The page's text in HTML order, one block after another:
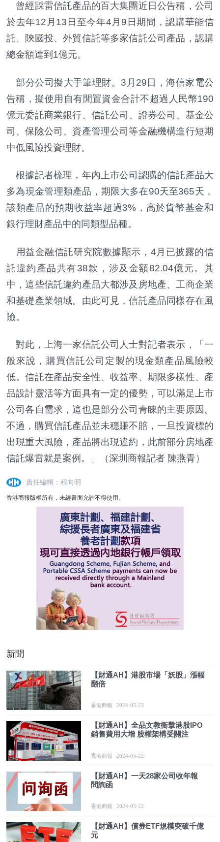
曾經踩雷信託產品的百大集團近日公告稱，公司
於去年12月13日至今年4月9日期間，認購華能信
託、陝國投、外貿信託等多家信託公司產品，認購
總金額達到1億元。
部分公司擬大手筆理財。3月29日，海信家電公
告稱，擬使用自有閒置資金合計不超過人民幣190
億元委託商業銀行、信託公司、證券公司、基金公
司、保險公司、資產管理公司等金融機構進行短期
中低風險投資理財。
根據記者梳理，年內上市公司認購的信託產品大
多為現金管理類產品，期限大多在90天至365天，
該類產品的預期收益率超過3%，高於貨幣基金和
銀行理財產品中的同類型品種。
用益金融信託研究院數據顯示，4月已披露的信
託違約產品共有38款，涉及金額82.04億元。其
中，這些信託違約產品大都涉及房地產、工商企業
和基礎產業領域。由此可見，信託產品同樣存在風
險。
對此，上海一家信託公司人士對記者表示，「一
般來說，購買信託公司定製的現金類產品風險較
低。信託在產品安全性、收益率、期限多樣性、產
品設計靈活等方面具有一定的優勢，可以滿足上市
公司各自需求，這也是部分公司青睞的主要原因。
不過，購買信託產品並未穩賺不賠，一旦投資標的
出現重大風險，產品將出現違約，此前部分房地產
信託爆雷就是案例。」
（深圳商報記者 陳燕青）
責任編輯：程向明
香港商報版權所有，未經書面允許不得使用。
新聞
【財通AH】港股市場「妖股」漲幅
翻倍
香港商報 2024-05-23
【財通AH】全品文教衝擊港股IPO
銷售費用大增 股權架構受關注
香港商報 2024-05-22
【財通AH】一天28家公司收年報
問詢函
香港商報 2024-05-22
【財通AH】債券ETF規模突破千億
元